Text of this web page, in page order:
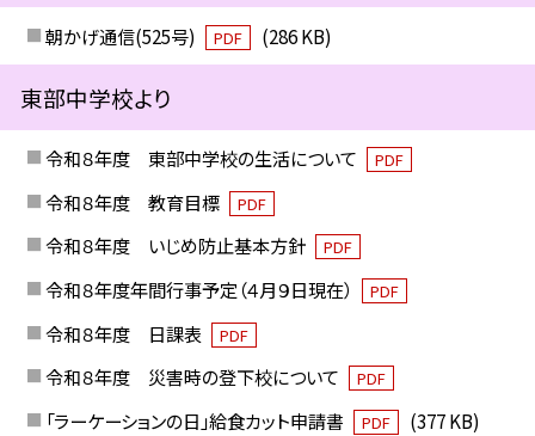
朝かげ通信(525号) PDF (286 KB)
東部中学校より
令和８年度 東部中学校の生活について PDF
令和８年度 教育目標 PDF
令和８年度 いじめ防止基本方針 PDF
令和８年度年間行事予定（４月９日現在） PDF
令和８年度 日課表 PDF
令和８年度 災害時の登下校について PDF
「ラーケーションの日」給食カット申請書 PDF (377 KB)